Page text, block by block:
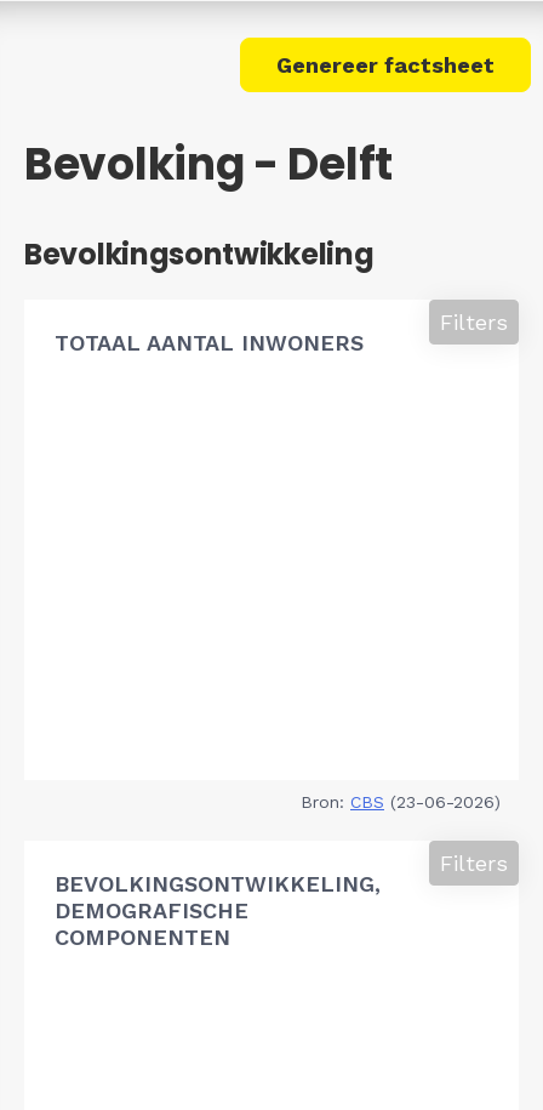
Genereer factsheet
Bevolking - Delft
Bevolkingsontwikkeling
TOTAAL AANTAL INWONERS
Filters
Bron: CBS (23-06-2026)
BEVOLKINGSONTWIKKELING,
DEMOGRAFISCHE
COMPONENTEN
Filters